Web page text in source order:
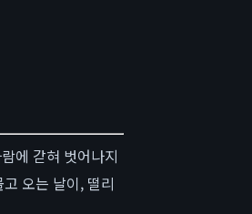
에 갇혀 벗어나지
오는 날이, 떨리